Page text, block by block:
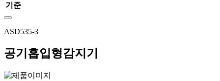
기준
ASD535-3
공기흡입형감지기